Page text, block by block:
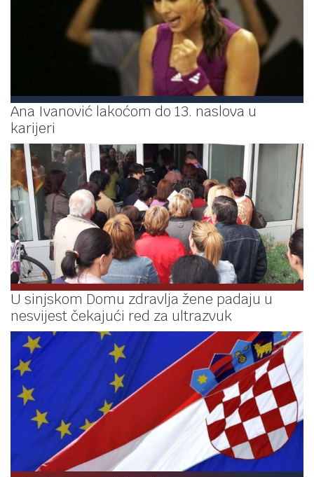
Ana Ivanović lakoćom do 13. naslova u
karijeri
U sinjskom Domu zdravlja žene padaju u
nesvijest čekajući red za ultrazvuk